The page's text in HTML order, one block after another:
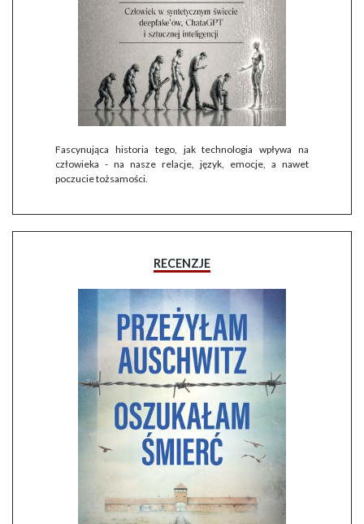
Fascynująca historia tego, jak technologia wpływa na
człowieka - na nasze relacje, język, emocje, a nawet
poczucie tożsamości.
RECENZJE